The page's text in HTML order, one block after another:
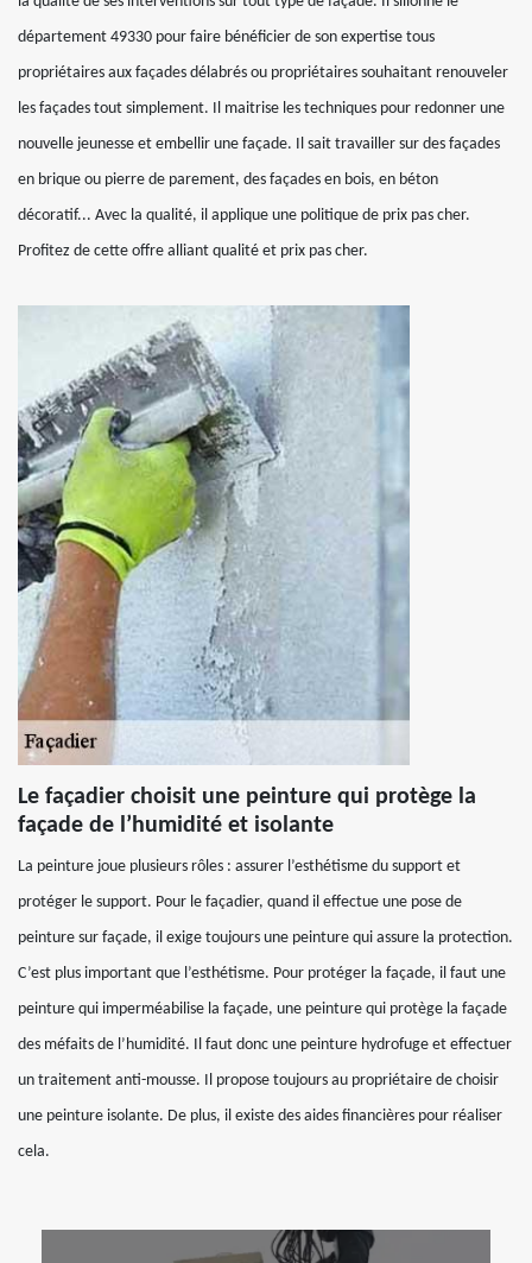
département 49330 pour faire bénéficier de son expertise tous
propriétaires aux façades délabrés ou propriétaires souhaitant renouveler
les façades tout simplement. Il maitrise les techniques pour redonner une
nouvelle jeunesse et embellir une façade. Il sait travailler sur des façades
en brique ou pierre de parement, des façades en bois, en béton
décoratif... Avec la qualité, il applique une politique de prix pas cher.
Profitez de cette offre alliant qualité et prix pas cher.
Le façadier choisit une peinture qui protège la
façade de l’humidité et isolante
La peinture joue plusieurs rôles : assurer l’esthétisme du support et
protéger le support. Pour le façadier, quand il effectue une pose de
peinture sur façade, il exige toujours une peinture qui assure la protection.
C’est plus important que l’esthétisme. Pour protéger la façade, il faut une
peinture qui imperméabilise la façade, une peinture qui protège la façade
des méfaits de l’humidité. Il faut donc une peinture hydrofuge et effectuer
un traitement anti-mousse. Il propose toujours au propriétaire de choisir
une peinture isolante. De plus, il existe des aides financières pour réaliser
cela.